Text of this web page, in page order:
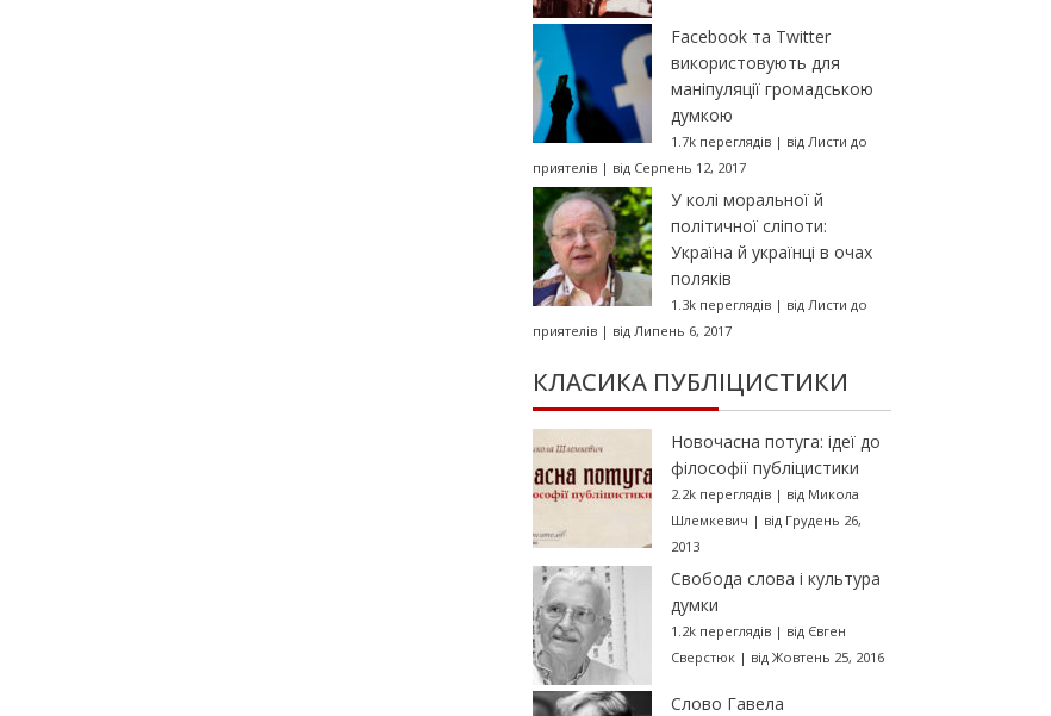
Facebook та Twitter
використовують для
маніпуляції громадською
думкою
1.7k переглядів| від Листи до
приятелів| від Серпень 12, 2017
У колі моральної й
політичної сліпоти:
Україна й українці в очах
поляків
1.3k переглядів| від Листи до
приятелів| від Липень 6, 2017
КЛАСИКА ПУБЛІЦИСТИКИ
Новочасна потуга: ідеї до
філософії публіцистики
2.2k переглядів| від Микола
Шлемкевич | від Грудень 26,
2013
Свобода слова і культура
думки
1.2k переглядів| від Євген
Сверстюк| від Жовтень 25, 2016
Слово Гавела